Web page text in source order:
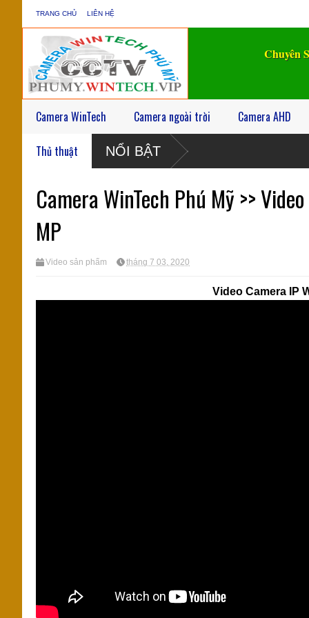
TRANG CHỦ LIÊN HỆ
Chuyên
Camera WinTech Camera ngoài trời Camera AHD
Thủ thuật NỔI BẬT
Camera WinTech Phú Mỹ >>
MP
Video sản phẩm tháng 7 03, 2020
Video Camera IP